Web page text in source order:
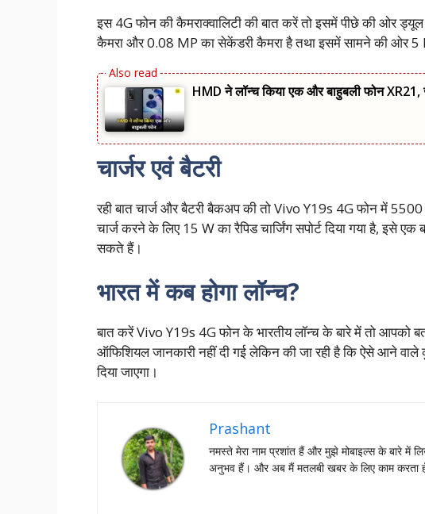
इस 4G फोन की कैमराक्वालिटी की बात करें तो इसमें पीछे की ओर
कैमरा और 0.08 MP का सेकेंडरी कैमरा है तथा इसमें सामने की ओर 5
HMD ने लॉन्च किया एक और बाहुबली फोन
चार्जर एवं बैटरी
रही बात चार्ज और बैटरी बैकअप की तो Vivo Y19s 4G फोन में
चार्ज करने के लिए 15 W का रैपिड चार्जिंग सपोर्ट दिया गया है, इसे
सकते हैं।
भारत में कब होगा लॉन्च?
बात करें Vivo Y19s 4G फोन के भारतीय लॉन्च के बारे में तो आपको
ऑफिशियल जानकारी नहीं दी गई लेकिन की जा रही है कि ऐसे आने वाले
दिया जाएगा।
Prashant
नमस्‍ते मेरा नाम प्रशांत हैं और मुझे मोबाइल्‍स के बारे में
अनुभव हैं। और अब मैं मतलबी खबर के लिए काम करता